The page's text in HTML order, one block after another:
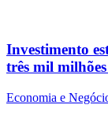
Investimento
três mil
Economia e